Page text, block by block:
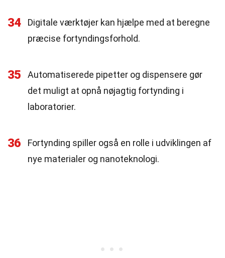
34
Digitale værktøjer kan hjælpe med at beregne
præcise fortyndingsforhold.
35
Automatiserede pipetter og dispensere gør
det muligt at opnå nøjagtig fortynding i
laboratorier.
36
Fortynding spiller også en rolle i udviklingen af
nye materialer og nanoteknologi.